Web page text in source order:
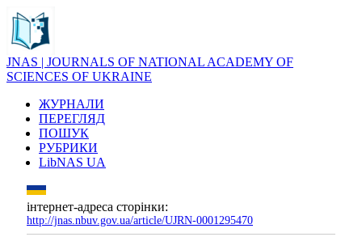
JNAS | JOURNALS OF NATIONAL ACADEMY OF
SCIENCES OF UKRAINE
ЖУРНАЛИ
ПЕРЕГЛЯД
ПОШУК
РУБРИКИ
LibNAS UA
інтернет-адреса сторінки:
http://jnas.nbuv.gov.ua/article/UJRN-0001295470